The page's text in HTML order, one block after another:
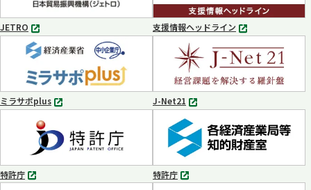
開
く
JETRO
別
タ
ブ
で
開
く
支援情報ヘッドライン
別
タ
ブ
で
開
く
ミラサポplus
別
ブ
で
開
く
J-Net21
別
タ
ブ
で
開
く
特許庁
別
特許庁
別